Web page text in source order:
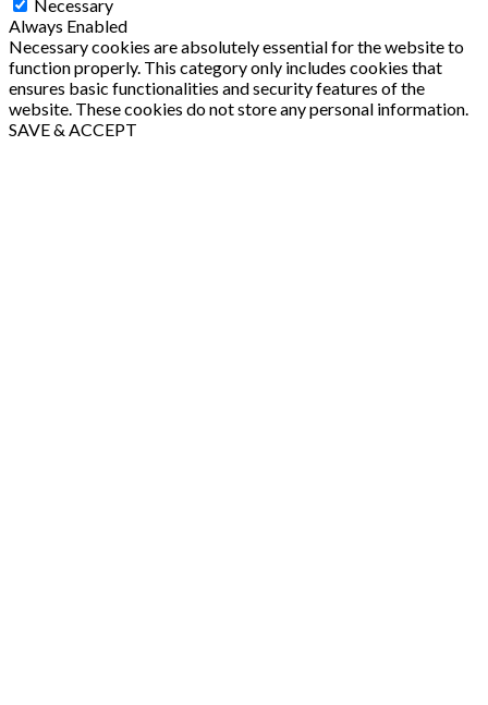
Necessary
Always Enabled
Necessary cookies are absolutely essential for the website to
function properly. This category only includes cookies that
ensures basic functionalities and security features of the
website. These cookies do not store any personal information.
SAVE & ACCEPT